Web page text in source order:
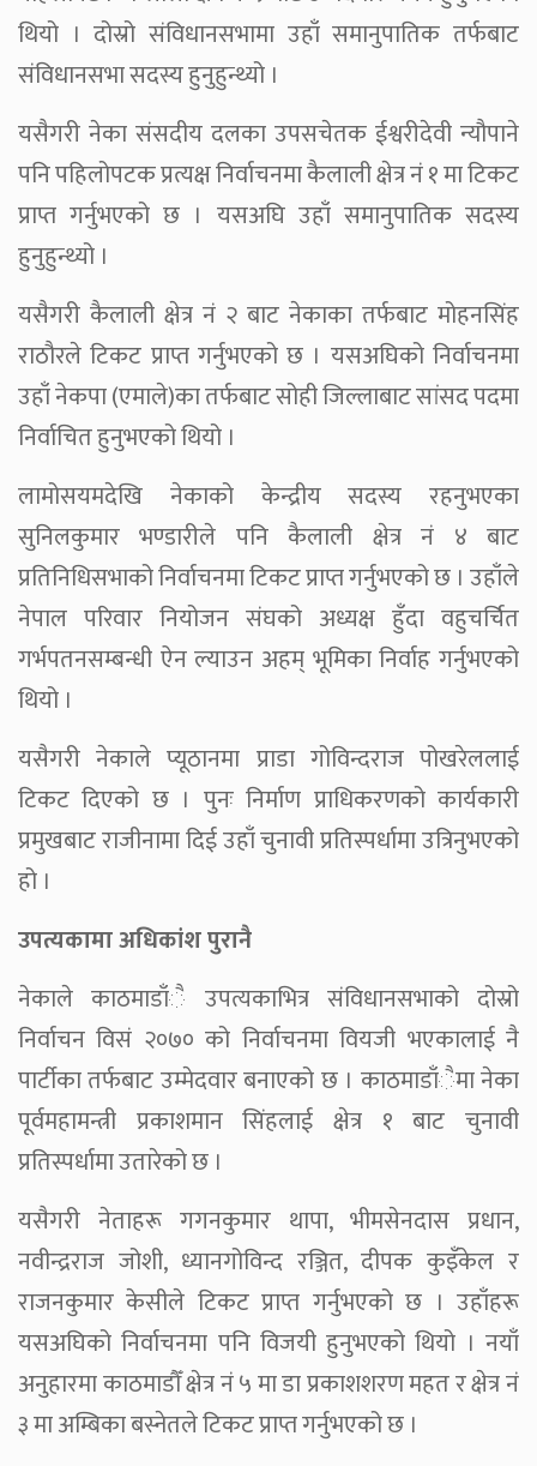
थियो । दोस्रो संविधानसभामा उहाँ समानुपातिक तर्फबाट
संविधानसभा सदस्य हुनुहुन्थ्यो ।
यसैगरी नेका संसदीय दलका उपसचेतक ईश्वरीदेवी न्यौपाने
पनि पहिलोपटक प्रत्यक्ष निर्वाचनमा कैलाली क्षेत्र नं १ मा टिकट
प्राप्त गर्नुभएको छ । यसअघि उहाँ समानुपातिक सदस्य
हुनुहुन्थ्यो ।
यसैगरी कैलाली क्षेत्र नं २ बाट नेकाका तर्फबाट मोहनसिंह
राठौरले टिकट प्राप्त गर्नुभएको छ । यसअघिको निर्वाचनमा
उहाँ नेकपा (एमाले)का तर्फबाट सोही जिल्लाबाट सांसद पदमा
निर्वाचित हुनुभएको थियो ।
लामोसयमदेखि नेकाको केन्द्रीय सदस्य रहनुभएका
सुनिलकुमार भण्डारीले पनि कैलाली क्षेत्र नं ४ बाट
प्रतिनिधिसभाको निर्वाचनमा टिकट प्राप्त गर्नुभएको छ । उहाँले
नेपाल परिवार नियोजन संघको अध्यक्ष हुँदा वहुचर्चित
गर्भपतनसम्बन्धी ऐन ल्याउन अहम् भूमिका निर्वाह गर्नुभएको
थियो ।
यसैगरी नेकाले प्यूठानमा प्राडा गोविन्दराज पोखरेललाई
टिकट दिएको छ । पुनः निर्माण प्राधिकरणको कार्यकारी
प्रमुखबाट राजीनामा दिई उहाँ चुनावी प्रतिस्पर्धामा उत्रिनुभएको
हो ।
उपत्यकामा अधिकांश पुरानै
नेकाले काठमाडाँै उपत्यकाभित्र संविधानसभाको दोस्रो
निर्वाचन विसं २०७० को निर्वाचनमा वियजी भएकालाई नै
पार्टीका तर्फबाट उम्मेदवार बनाएको छ । काठमाडाँैमा नेका
पूर्वमहामन्त्री प्रकाशमान सिंहलाई क्षेत्र १ बाट चुनावी
प्रतिस्पर्धामा उतारेको छ ।
यसैगरी नेताहरू गगनकुमार थापा, भीमसेनदास प्रधान,
नवीन्द्रराज जोशी, ध्यानगोविन्द रञ्जित, दीपक कुइँकेल र
राजनकुमार केसीले टिकट प्राप्त गर्नुभएको छ । उहाँहरू
यसअघिको निर्वाचनमा पनि विजयी हुनुभएको थियो । नयाँ
अनुहारमा काठमाडौँ क्षेत्र नं ५ मा डा प्रकाशशरण महत र क्षेत्र नं
३ मा अम्बिका बस्नेतले टिकट प्राप्त गर्नुभएको छ ।